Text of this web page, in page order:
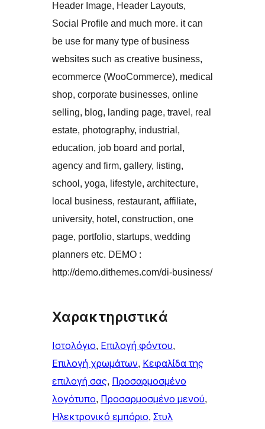
Header Image, Header Layouts,
Social Profile and much more. it can
be use for many type of business
websites such as creative business,
ecommerce (WooCommerce), medical
shop, corporate businesses, online
selling, blog, landing page, travel, real
estate, photography, industrial,
education, job board and portal,
agency and firm, gallery, listing,
school, yoga, lifestyle, architecture,
local business, restaurant, affiliate,
university, hotel, construction, one
page, portfolio, startups, wedding
planners etc. DEMO :
http://demo.dithemes.com/di-business/
Χαρακτηριστικά
Ιστολόγιο, Επιλογή φόντου
Επιλογή χρωμάτων, Κεφαλίδα της
επιλογή σας, Προσαρμοσμένο
λογότυπο, Προσαρμοσμένο μενού
Ηλεκτρονικό εμπόριο, Στυλ